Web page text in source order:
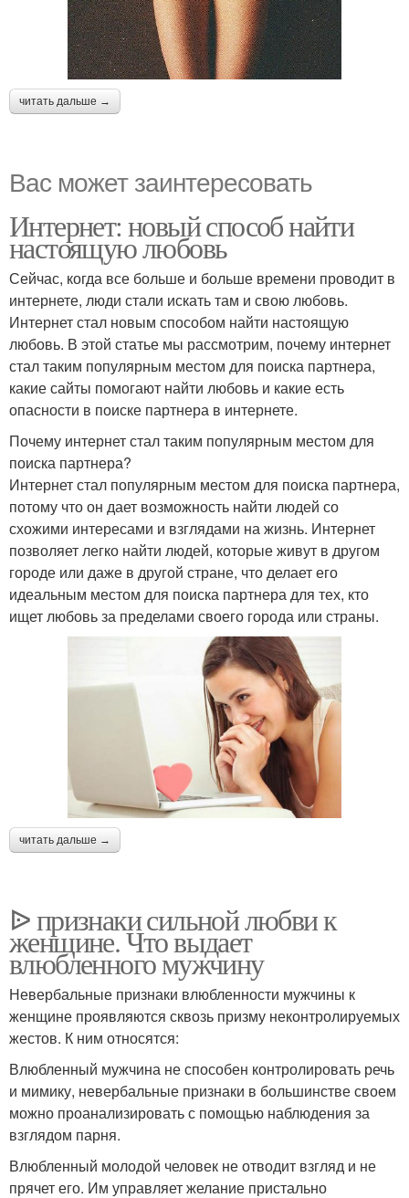
читать дальше →
Вас может заинтересовать
Интернет: новый способ найти
настоящую любовь
Сейчас, когда все больше и больше времени проводит в
интернете, люди стали искать там и свою любовь.
Интернет стал новым способом найти настоящую
любовь. В этой статье мы рассмотрим, почему интернет
стал таким популярным местом для поиска партнера,
какие сайты помогают найти любовь и какие есть
опасности в поиске партнера в интернете.
Почему интернет стал таким популярным местом для
поиска партнера?
Интернет стал популярным местом для поиска партнера,
потому что он дает возможность найти людей со
схожими интересами и взглядами на жизнь. Интернет
позволяет легко найти людей, которые живут в другом
городе или даже в другой стране, что делает его
идеальным местом для поиска партнера для тех, кто
ищет любовь за пределами своего города или страны.
читать дальше →
ᐉ признаки сильной любви к
женщине. Что выдает
влюбленного мужчину
Невербальные признаки влюбленности мужчины к
женщине проявляются сквозь призму неконтролируемых
жестов. К ним относятся:
Влюбленный мужчина не способен контролировать речь
и мимику, невербальные признаки в большинстве своем
можно проанализировать с помощью наблюдения за
взглядом парня.
Влюбленный молодой человек не отводит взгляд и не
прячет его. Им управляет желание пристально